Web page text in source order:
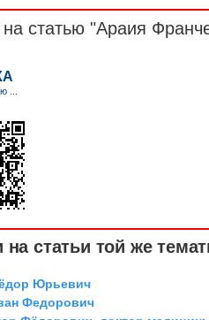
статью "Араия
статьи той же
Юрьевич
Федорович